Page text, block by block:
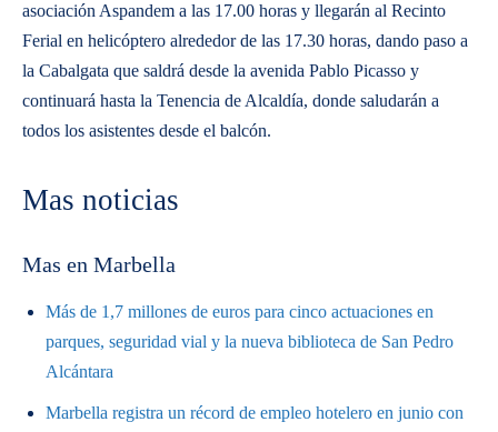
asociación Aspandem a las 17.00 horas y llegarán al Recinto
Ferial en helicóptero alrededor de las 17.30 horas, dando paso a
la Cabalgata que saldrá desde la avenida Pablo Picasso y
continuará hasta la Tenencia de Alcaldía, donde saludarán a
todos los asistentes desde el balcón.
Mas noticias
Mas en Marbella
Más de 1,7 millones de euros para cinco actuaciones en
parques, seguridad vial y la nueva biblioteca de San Pedro
Alcántara
Marbella registra un récord de empleo hotelero en junio con